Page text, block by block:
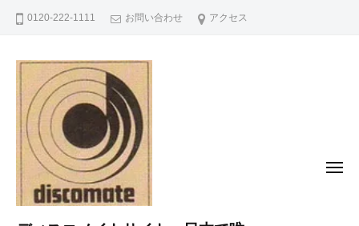
0120-222-1111 お問い合わせ アクセス
メ